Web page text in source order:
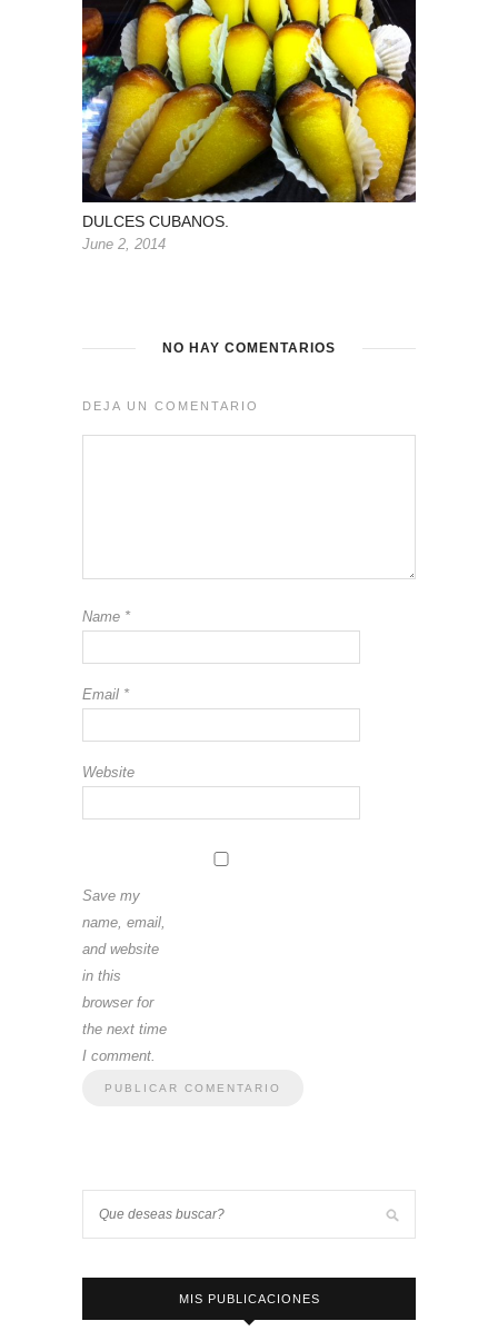
DULCES CUBANOS.
June 2, 2014
NO HAY COMENTARIOS
DEJA UN COMENTARIO
Name *
Email *
Website
Save my
name, email,
and website
in this
browser for
the next time
I comment.
MIS PUBLICACIONES